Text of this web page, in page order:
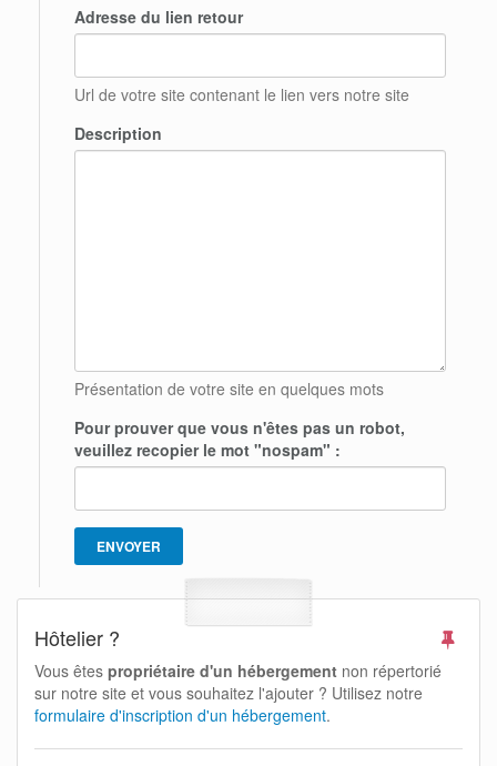
Adresse du lien retour
Url de votre site contenant le lien vers notre site
Description
Présentation de votre site en quelques mots
Pour prouver que vous n'êtes pas un robot,
veuillez recopier le mot "nospam" :
Hôtelier ?
Vous êtes propriétaire d'un hébergement non répertorié
sur notre site et vous souhaitez l'ajouter ? Utilisez notre
formulaire d'inscription d'un hébergement.